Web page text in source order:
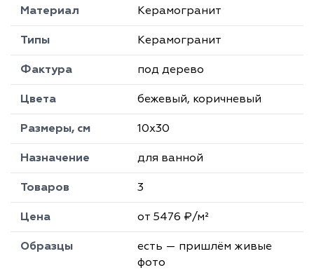
Материал Керамогранит
Типы Керамогранит
Фактура под дерево
Цвета бежевый, коричневый
Размеры, см 10х30
Назначение для ванной
Товаров 3
Цена от 5476 ₽/м²
Образцы
есть — пришлём живые
фото